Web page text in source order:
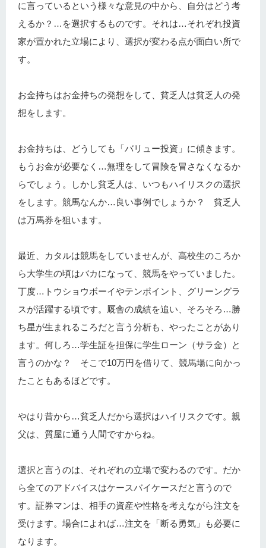
に言っているという様々な意見の中から、自分はどう考
えるか？…を選択するものです。それは…それぞれ投資
家が置かれた立場により、選択が変わる点が面白い所で
す。
お金持ちはお金持ちの発想をして、貧乏人は貧乏人の発
想をします。
お金持ちは、どうしても「バリュー投資」に傾きます。
もうお金が必要なく…無理をして冒険を冒さなくなるか
らでしょう。しかし貧乏人は、いつもハイリスクの選択
をします。競馬なんか…良い事例でしょうか？ 貧乏人
は万馬券を狙います。
最近、カタルは競馬をしていませんが、高校生のころか
ら大学生の頃はバカになって、競馬をやっていました。
丁度…トウショウボーイやテンポイント、グリーングラ
スが活躍する頃です。厩舎の成績を追い、そろそろ…勝
ち星が生まれるころだと言う分析も、やったことがあり
ます。何しろ…学生証を担保に学生ローン（サラ金）と
言うのかな？ そこで10万円を借りて、競馬場に向かっ
たこともあるほどです。
やはり昔から…貧乏人だから選択はハイリスクです。親
父は、質屋に通う人間ですからね。
選択と言うのは、それぞれの立場で変わるのです。だか
ら全てのアドバイスはケースバイケースだと言うので
す。証券マンは、相手の資産や性格を考えながら注文を
受けます。場合によれば…注文を「断る勇気」も必要に
なります。